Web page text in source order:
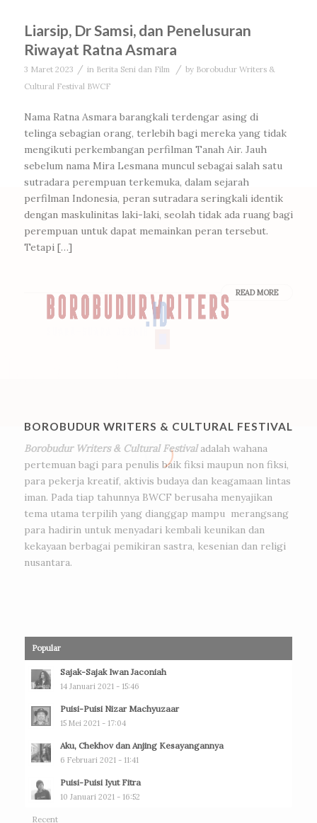
Liarsip, Dr Samsi, dan Penelusuran
Riwayat Ratna Asmara
3 Maret 2023 / in Berita Seni dan Film / by Borobudur Writers &
Cultural Festival BWCF
Nama Ratna Asmara barangkali terdengar asing di
telinga sebagian orang, terlebih bagi mereka yang tidak
mengikuti perkembangan perfilman Tanah Air. Jauh
sebelum nama Mira Lesmana muncul sebagai salah satu
sutradara perempuan terkemuka, dalam sejarah
perfilman Indonesia, peran sutradara seringkali identik
dengan maskulinitas laki-laki, seolah tidak ada ruang bagi
perempuan untuk dapat memainkan peran tersebut.
Tetapi […]
READ MORE
BOROBUDUR WRITERS & CULTURAL FESTIVAL
Borobudur Writers & Cultural Festivaladalah wahana
pertemuan bagi para penulis baik fiksi maupun non fiksi,
para pekerja kreatif, aktivis budaya dan keagamaan lintas
iman. Pada tiap tahunnya BWCF berusaha menyajikan
tema utama terpilih yang dianggap mampu merangsang
para hadirin untuk menyadari kembali keunikan dan
kekayaan berbagai pemikiran sastra, kesenian dan religi
nusantara.
Popular
Sajak-Sajak Iwan Jaconiah
14 Januari 2021 - 15:46
Puisi-Puisi Nizar Machyuzaar
15 Mei 2021 - 17:04
Aku, Chekhov dan Anjing Kesayangannya
6 Februari 2021 - 11:41
Puisi-Puisi Iyut Fitra
10 Januari 2021 - 16:52
Recent